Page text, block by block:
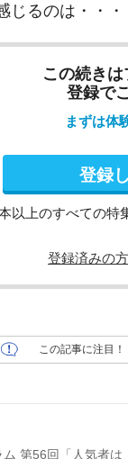
るのは・・・
この続き
登録で
まずは体
登録
以上のすべての特
登録済みの
この記事に注目！
第56回「人気者は